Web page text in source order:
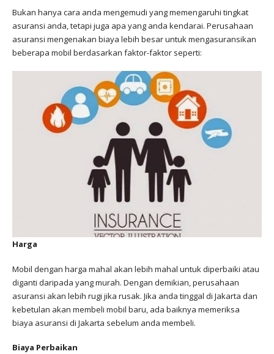
Bukan hanya cara anda mengemudi yang memengaruhi tingkat
asuransi anda, tetapi juga apa yang anda kendarai. Perusahaan
asuransi mengenakan biaya lebih besar untuk mengasuransikan
beberapa mobil berdasarkan faktor-faktor seperti:
Harga
Mobil dengan harga mahal akan lebih mahal untuk diperbaiki atau
diganti daripada yang murah. Dengan demikian, perusahaan
asuransi akan lebih rugi jika rusak. Jika anda tinggal di Jakarta dan
kebetulan akan membeli mobil baru, ada baiknya memeriksa
biaya asuransi di Jakarta sebelum anda membeli.
Biaya Perbaikan